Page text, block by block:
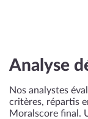
Analyse
Nos analystes
critères, répartis
Moralscore final.